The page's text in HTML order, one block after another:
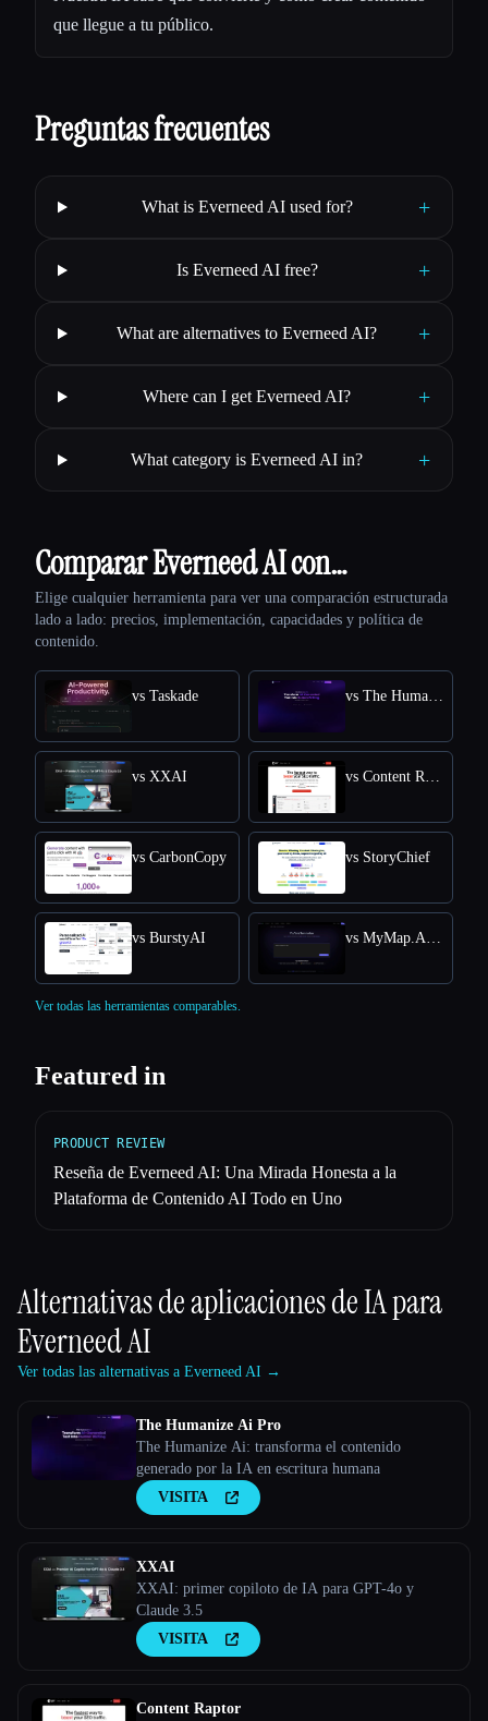
que llegue a tu público.
Preguntas frecuentes
What is Everneed AI used for? +
Is Everneed AI free? +
What are alternatives to Everneed AI? +
Where can I get Everneed AI? +
What category is Everneed AI in? +
Comparar Everneed AI con…
Elige cualquier herramienta para ver una comparación estructurada
lado a lado: precios, implementación, capacidades y política de
contenido.
vs Taskade vs The Humanize Ai Pro
vs XXAI vs Content Raptor
vs CarbonCopy vs StoryChief
vs BurstyAI vs MyMap.AI YouTube Summarizer
Ver todas las herramientas comparables.
Featured in
PRODUCT REVIEW
Reseña de Everneed AI: Una Mirada Honesta a la
Plataforma de Contenido AI Todo en Uno
Alternativas de aplicaciones de IA para
Everneed AI
Ver todas las alternativas a Everneed AI →
The Humanize Ai Pro
The Humanize Ai: transforma el contenido
generado por la IA en escritura humana
VISITA
XXAI
XXAI: primer copiloto de IA para GPT-4o y
Claude 3.5
VISITA
Content Raptor